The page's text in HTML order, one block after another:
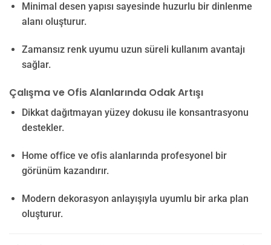
Minimal desen yapısı sayesinde huzurlu bir dinlenme
alanı oluşturur.
Zamansız renk uyumu uzun süreli kullanım avantajı
sağlar.
Çalışma ve Ofis Alanlarında Odak Artışı
Dikkat dağıtmayan yüzey dokusu ile konsantrasyonu
destekler.
Home office ve ofis alanlarında profesyonel bir
görünüm kazandırır.
Modern dekorasyon anlayışıyla uyumlu bir arka plan
oluşturur.